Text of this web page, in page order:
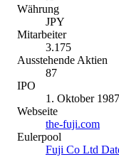
Währung
JPY
Mitarbeiter
3.175
Ausstehende Aktien
87
IPO
1. Oktober 1987
Webseite
the-fuji.com
Eulerpool
Fuji Co Ltd